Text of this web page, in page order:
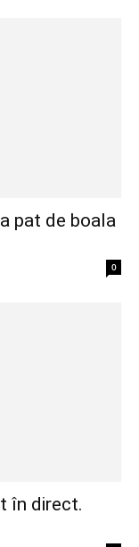
pat de boala
0
în direct.